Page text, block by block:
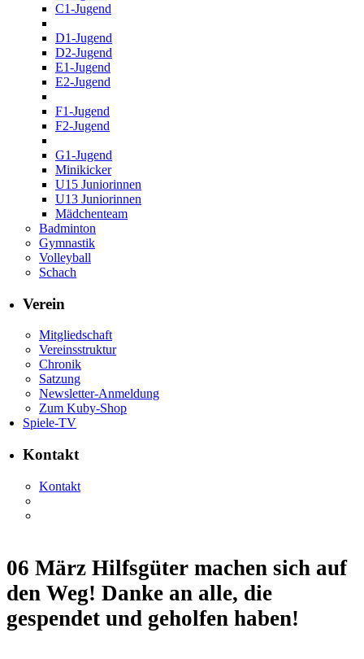
C1-Jugend
D1-Jugend
D2-Jugend
E1-Jugend
E2-Jugend
F1-Jugend
F2-Jugend
G1-Jugend
Minikicker
U15 Juniorinnen
U13 Juniorinnen
Mädchenteam
Badminton
Gymnastik
Volleyball
Schach
Verein
Mitgliedschaft
Vereinsstruktur
Chronik
Satzung
Newsletter-Anmeldung
Zum Kuby-Shop
Spiele-TV
Kontakt
Kontakt
06 März Hilfsgüter machen sich auf
den Weg! Danke an alle, die
gespendet und geholfen haben!